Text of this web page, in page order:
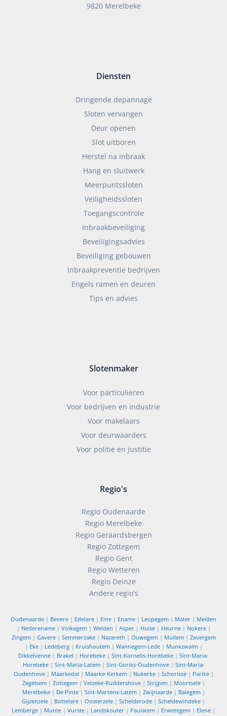
9820 Merelbeke
Diensten
Dringende depannage
Sloten vervangen
Deur openen
Slot uitboren
Herstel na inbraak
Hang en sluitwerk
Meerpuntssloten
Veiligheidssloten
Toegangscontrole
Inbraakbeveiliging
Beveiligingsadvies
Beveiliging gebouwen
Inbraakpreventie bedrijven
Engels ramen en deuren
Tips en advies
Slotenmaker
Voor particulieren
Voor bedrijven en industrie
Voor makelaars
Voor deurwaarders
Voor politie en justitie
Regio's
Regio Oudenaarde
Regio Merelbeke
Regio Geraardsbergen
Regio Zottegem
Regio Gent
Regio Wetteren
Regio Deinze
Andere regio's
Oudenaarde | Bevere | Edelare | Eine | Ename | Leupegem | Mater | Melden
| Nederename| Volkegem| Welden | Asper| Huise| Heurne| Nokere|
Zingem| Gavere| Semmerzake| Nazareth | Ouwegem| Mullem| Zevergem
| Eke| Ledeberg| Kruishoutem| Wannegem-Lede| Munkzwalm|
Dikkelvenne | Brakel | Horebeke | Sint-Kornelis-Horebeke | Sint-Maria-
Horebeke| Sint-Maria-Latem| Sint-Goriks-Oudenhove| Sint-Maria-
Oudenhove| Maarkedal | Maarke-Kerkem| Nukerke| Schorisse| Parike|
Zegelsem| Zottegem| Velzeke-Ruddershove| Strijpen | Moortsele|
Merelbeke| De Pinte| Sint-Martens-Latem| Zwijnaarde| Balegem|
Gijzenzele | Bottelare | Oosterzele | Schelderode | Scheldewindeke |
Lemberge | Munte | Vurste | Landskouter | Paulatem | Erwetegem | Elene |